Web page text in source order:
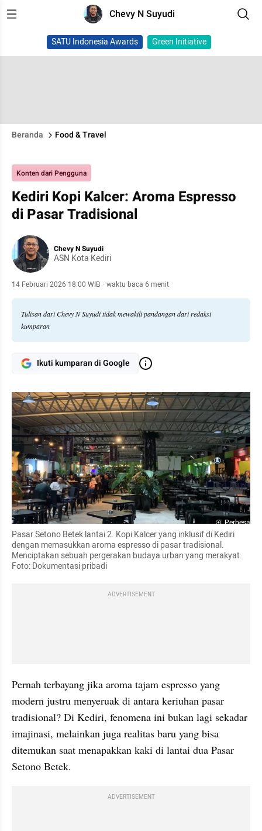
Chevy N Suyudi
SATU Indonesia Awards Green Initiative
Beranda Food & Travel
Konten dari Pengguna
Kediri Kopi Kalcer: Aroma Espresso
di Pasar Tradisional
Chevy N Suyudi
ASN Kota Kediri
14 Februari 2026 18:00 WIB · waktu baca 6 menit
Tulisan dari Chevy N Suyudi tidak mewakili pandangan dari redaksi
kumparan
Ikuti kumparan di Google
Perbesar
Pasar Setono Betek lantai 2. Kopi Kalcer yang inklusif di Kediri
dengan memasukkan aroma espresso di pasar tradisional.
Menciptakan sebuah pergerakan budaya urban yang merakyat.
Foto: Dokumentasi pribadi
ADVERTISEMENT
Pernah terbayang jika aroma tajam espresso yang
modern justru menyeruak di antara keriuhan pasar
tradisional? Di Kediri, fenomena ini bukan lagi sekadar
imajinasi, melainkan juga realitas baru yang bisa
ditemukan saat menapakkan kaki di lantai dua Pasar
Setono Betek.
ADVERTISEMENT